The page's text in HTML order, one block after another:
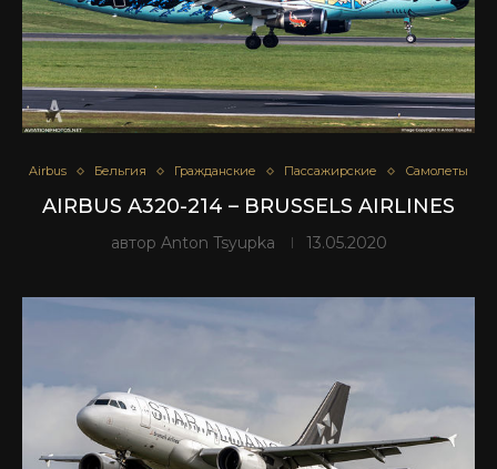
Airbus Бельгия Гражданские Пассажирские Самолеты
AIRBUS A320-214 – BRUSSELS AIRLINES
автор Anton Tsyupka 13.05.2020